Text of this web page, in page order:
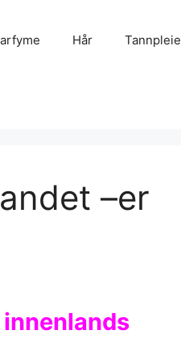
Hår Tannpleie
–er